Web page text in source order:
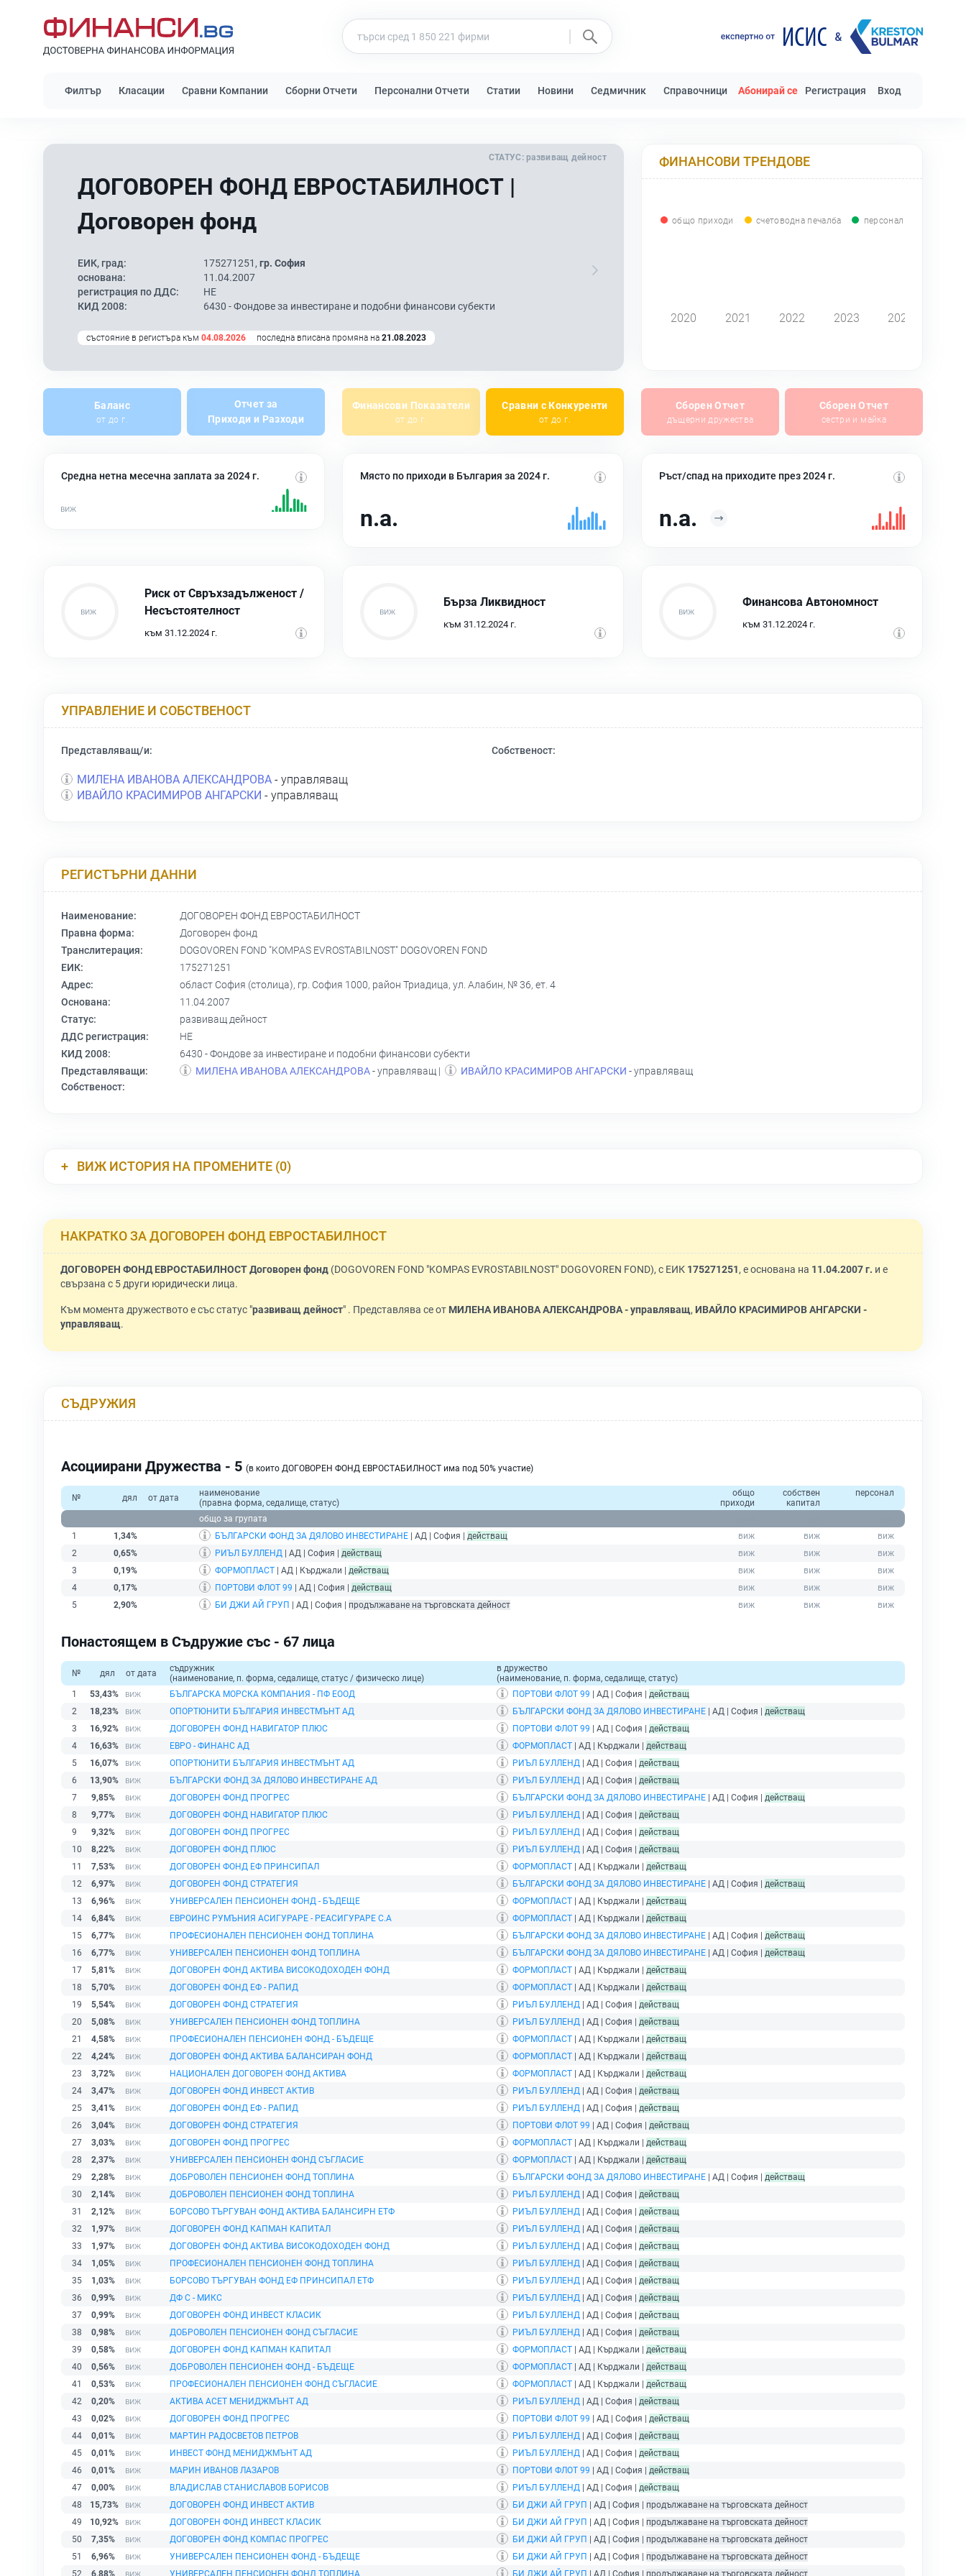
Филтър Класации Сравни Компании Сборни Отчети Персонални Отчети Статии Новини Седмичник Справочници Абонирай се Регистрация Вход
ДОГОВОРЕН ФОНД ЕВРОСТАБИЛНОСТ |
Договорен фонд
СТАТУС: развиващ дейност
ЕИК, град: 175271251, гр. София
основана:
11.04.2007
регистрация по ДДС:
НЕ
КИД 2008:
6430 -Фондове за инвестиране и подобни финансови субекти
състояние в регистъра към 04.08.2026 последна вписана промяна на 21.08.2023
ФИНАНСОВИ ТРЕНДОВЕ
общо приходи счетоводна печалба персонал
2020 2021 2022 2023 2024
Баланс
от до г.
Отчет за
Приходи и Разходи
Финансови Показатели
от до г.
Сравни с Конкуренти
от до г.
Сборен Отчет
дъщерни дружества
Сборен Отчет
сестри и майка
Средна нетна месечна заплата за 2024 г. Място по приходи в България за 2024 г.
n.a.
Ръст/спад на приходите през 2024 г.
n.a.
Риск от Свръхзадълженост /
Несъстоятелност
към 31.12.2024 г.
Бърза Ликвидност
към 31.12.2024 г.
Финансова Автономност
към 31.12.2024 г.
УПРАВЛЕНИЕ И СОБСТВЕНОСТ
Представляващ/и:
МИЛЕНА ИВАНОВА АЛЕКСАНДРОВА - управляващ
ИВАЙЛО КРАСИМИРОВ АНГАРСКИ - управляващ
Собственост:
РЕГИСТЪРНИ ДАННИ
Наименование:
ДОГОВОРЕН ФОНД ЕВРОСТАБИЛНОСТ
Правна форма:
Договорен фонд
Транслитерация:
DOGOVOREN FOND "KOMPAS EVROSTABILNOST" DOGOVOREN FOND
ЕИК:
175271251
Адрес:
област София (столица), гр. София 1000, район Триадица, ул. Алабин, № 36, ет. 4
Основана:
11.04.2007
Статус:
развиващ дейност
ДДС регистрация:
НЕ
КИД 2008:
6430 - Фондове за инвестиране и подобни финансови субекти
Представляващи:
МИЛЕНА ИВАНОВА АЛЕКСАНДРОВА- управляващ | ИВАЙЛО КРАСИМИРОВ АНГАРСКИ - управляващ
Собственост:
ВИЖ ИСТОРИЯ НА ПРОМЕНИТЕ (0)
НАКРАТКО ЗА ДОГОВОРЕН ФОНД ЕВРОСТАБИЛНОСТ
ДОГОВОРЕН ФОНД ЕВРОСТАБИЛНОСТ Договорен фонд (DOGOVOREN FOND "KOMPAS EVROSTABILNOST" DOGOVOREN FOND), с ЕИК 175271251, е основана на 11.04.2007 г. и е
свързана с 5 други юридически лица.
Към момента дружеството е със статус "развиващ дейност" . Представлява се от МИЛЕНА ИВАНОВА АЛЕКСАНДРОВА - управляващ, ИВАЙЛО КРАСИМИРОВ АНГАРСКИ -
управляващ.
СЪДРУЖИЯ
Асоциирани Дружества - 5 (в които ДОГОВОРЕН ФОНД ЕВРОСТАБИЛНОСТ има под 50% участие)
№ дял от дата
наименование
(правна форма, седалище, статус)
общо
приходи
собствен
капитал
персонал
общо за групата
1
1,34% БЪЛГАРСКИ ФОНД ЗА ДЯЛОВО ИНВЕСТИРАНЕ | АД | София | действащ
2
0,65% РИЪЛ БУЛЛЕНД | АД | София | действащ
3
0,19% ФОРМОПЛАСТ | АД | Кърджали | действащ
4
0,17% ПОРТОВИ ФЛОТ 99 | АД | София | действащ
5
2,90% БИ ДЖИ АЙ ГРУП | АД | София | продължаване на търговската дейност
Понастоящем в Съдружие със - 67 лица
№ дял от дата
съдружник
(наименование, п. форма, седалище, статус / физическо лице)
в дружество
(наименование, п. форма, седалище, статус)
1
53,43% БЪЛГАРСКА МОРСКА КОМПАНИЯ - ПФ ЕООД ПОРТОВИ ФЛОТ 99 | АД | София | действащ
2
18,23% ОПОРТЮНИТИ БЪЛГАРИЯ ИНВЕСТМЪНТ АД БЪЛГАРСКИ ФОНД ЗА ДЯЛОВО ИНВЕСТИРАНЕ | АД | София | действащ
3
16,92% ДОГОВОРЕН ФОНД НАВИГАТОР ПЛЮС ПОРТОВИ ФЛОТ 99 | АД | София | действащ
4
16,63% ЕВРО - ФИНАНС АД ФОРМОПЛАСТ | АД | Кърджали | действащ
5
16,07% ОПОРТЮНИТИ БЪЛГАРИЯ ИНВЕСТМЪНТ АД РИЪЛ БУЛЛЕНД | АД | София | действащ
6
13,90% БЪЛГАРСКИ ФОНД ЗА ДЯЛОВО ИНВЕСТИРАНЕ АД РИЪЛ БУЛЛЕНД | АД | София | действащ
7
9,85% ДОГОВОРЕН ФОНД ПРОГРЕС БЪЛГАРСКИ ФОНД ЗА ДЯЛОВО ИНВЕСТИРАНЕ | АД | София | действащ
8
9,77% ДОГОВОРЕН ФОНД НАВИГАТОР ПЛЮС РИЪЛ БУЛЛЕНД | АД | София | действащ
9
9,32% ДОГОВОРЕН ФОНД ПРОГРЕС РИЪЛ БУЛЛЕНД | АД | София | действащ
10
8,22% ДОГОВОРЕН ФОНД ПЛЮС РИЪЛ БУЛЛЕНД | АД | София | действащ
11
7,53% ДОГОВОРЕН ФОНД ЕФ ПРИНСИПАЛ ФОРМОПЛАСТ | АД | Кърджали | действащ
12
6,97% ДОГОВОРЕН ФОНД СТРАТЕГИЯ БЪЛГАРСКИ ФОНД ЗА ДЯЛОВО ИНВЕСТИРАНЕ | АД | София | действащ
13
6,96% УНИВЕРСАЛЕН ПЕНСИОНЕН ФОНД - БЪДЕЩЕ ФОРМОПЛАСТ | АД | Кърджали | действащ
14
6,84% ЕВРОИНС РУМЪНИЯ АСИГУРАРЕ - РЕАСИГУРАРЕ С.А ФОРМОПЛАСТ | АД | Кърджали | действащ
15
6,77% ПРОФЕСИОНАЛЕН ПЕНСИОНЕН ФОНД ТОПЛИНА БЪЛГАРСКИ ФОНД ЗА ДЯЛОВО ИНВЕСТИРАНЕ | АД | София | действащ
16
6,77% УНИВЕРСАЛЕН ПЕНСИОНЕН ФОНД ТОПЛИНА БЪЛГАРСКИ ФОНД ЗА ДЯЛОВО ИНВЕСТИРАНЕ | АД | София | действащ
17
5,81% ДОГОВОРЕН ФОНД АКТИВА ВИСОКОДОХОДЕН ФОНД ФОРМОПЛАСТ | АД | Кърджали | действащ
18
5,70% ДОГОВОРЕН ФОНД ЕФ - РАПИД ФОРМОПЛАСТ | АД | Кърджали | действащ
19
5,54% ДОГОВОРЕН ФОНД СТРАТЕГИЯ РИЪЛ БУЛЛЕНД | АД | София | действащ
20
5,08% УНИВЕРСАЛЕН ПЕНСИОНЕН ФОНД ТОПЛИНА РИЪЛ БУЛЛЕНД | АД | София | действащ
21
4,58% ПРОФЕСИОНАЛЕН ПЕНСИОНЕН ФОНД - БЪДЕЩЕ ФОРМОПЛАСТ | АД | Кърджали | действащ
22
4,24% ДОГОВОРЕН ФОНД АКТИВА БАЛАНСИРАН ФОНД ФОРМОПЛАСТ | АД | Кърджали | действащ
23
3,72% НАЦИОНАЛЕН ДОГОВОРЕН ФОНД АКТИВА ФОРМОПЛАСТ | АД | Кърджали | действащ
24
3,47% ДОГОВОРЕН ФОНД ИНВЕСТ АКТИВ РИЪЛ БУЛЛЕНД | АД | София | действащ
25
3,41% ДОГОВОРЕН ФОНД ЕФ - РАПИД РИЪЛ БУЛЛЕНД | АД | София | действащ
26
3,04% ДОГОВОРЕН ФОНД СТРАТЕГИЯ ПОРТОВИ ФЛОТ 99 | АД | София | действащ
27
3,03% ДОГОВОРЕН ФОНД ПРОГРЕС ФОРМОПЛАСТ | АД | Кърджали | действащ
28
2,37% УНИВЕРСАЛЕН ПЕНСИОНЕН ФОНД СЪГЛАСИЕ ФОРМОПЛАСТ | АД | Кърджали | действащ
29
2,28% ДОБРОВОЛЕН ПЕНСИОНЕН ФОНД ТОПЛИНА БЪЛГАРСКИ ФОНД ЗА ДЯЛОВО ИНВЕСТИРАНЕ | АД | София | действащ
30
2,14% ДОБРОВОЛЕН ПЕНСИОНЕН ФОНД ТОПЛИНА РИЪЛ БУЛЛЕНД | АД | София | действащ
31
2,12% БОРСОВО ТЪРГУВАН ФОНД АКТИВА БАЛАНСИРН ЕТФ РИЪЛ БУЛЛЕНД | АД | София | действащ
32
1,97% ДОГОВОРЕН ФОНД КАПМАН КАПИТАЛ РИЪЛ БУЛЛЕНД | АД | София | действащ
33
1,97% ДОГОВОРЕН ФОНД АКТИВА ВИСОКОДОХОДЕН ФОНД РИЪЛ БУЛЛЕНД | АД | София | действащ
34
1,05% ПРОФЕСИОНАЛЕН ПЕНСИОНЕН ФОНД ТОПЛИНА РИЪЛ БУЛЛЕНД | АД | София | действащ
35
1,03% БОРСОВО ТЪРГУВАН ФОНД ЕФ ПРИНСИПАЛ ЕТФ РИЪЛ БУЛЛЕНД | АД | София | действащ
36
0,99% ДФ С - МИКС РИЪЛ БУЛЛЕНД | АД | София | действащ
37
0,99% ДОГОВОРЕН ФОНД ИНВЕСТ КЛАСИК РИЪЛ БУЛЛЕНД | АД | София | действащ
38
0,98% ДОБРОВОЛЕН ПЕНСИОНЕН ФОНД СЪГЛАСИЕ РИЪЛ БУЛЛЕНД | АД | София | действащ
39
0,58% ДОГОВОРЕН ФОНД КАПМАН КАПИТАЛ ФОРМОПЛАСТ | АД | Кърджали | действащ
40
0,56% ДОБРОВОЛЕН ПЕНСИОНЕН ФОНД - БЪДЕЩЕ ФОРМОПЛАСТ | АД | Кърджали | действащ
41
0,53% ПРОФЕСИОНАЛЕН ПЕНСИОНЕН ФОНД СЪГЛАСИЕ ФОРМОПЛАСТ | АД | Кърджали | действащ
42
0,20% АКТИВА АСЕТ МЕНИДЖМЪНТ АД РИЪЛ БУЛЛЕНД | АД | София | действащ
43
0,02% ДОГОВОРЕН ФОНД ПРОГРЕС ПОРТОВИ ФЛОТ 99 | АД | София | действащ
44
0,01% МАРТИН РАДОСВЕТОВ ПЕТРОВ РИЪЛ БУЛЛЕНД | АД | София | действащ
45
0,01% ИНВЕСТ ФОНД МЕНИДЖМЪНТ АД РИЪЛ БУЛЛЕНД | АД | София | действащ
46
0,01% МАРИН ИВАНОВ ЛАЗАРОВ ПОРТОВИ ФЛОТ 99 | АД | София | действащ
47
0,00% ВЛАДИСЛАВ СТАНИСЛАВОВ БОРИСОВ РИЪЛ БУЛЛЕНД | АД | София | действащ
48
15,73% ДОГОВОРЕН ФОНД ИНВЕСТ АКТИВ БИ ДЖИ АЙ ГРУП | АД | София | продължаване на търговската дейност
49
10,92% ДОГОВОРЕН ФОНД ИНВЕСТ КЛАСИК БИ ДЖИ АЙ ГРУП | АД | София | продължаване на търговската дейност
50
7,35% ДОГОВОРЕН ФОНД КОМПАС ПРОГРЕС БИ ДЖИ АЙ ГРУП | АД | София | продължаване на търговската дейност
51
6,96% УНИВЕРСАЛЕН ПЕНСИОНЕН ФОНД - БЪДЕЩЕ БИ ДЖИ АЙ ГРУП | АД | София | продължаване на търговската дейност
52
6,88% УНИВЕРСАЛЕН ПЕНСИОНЕН ФОНД ТОПЛИНА БИ ДЖИ АЙ ГРУП | АД | София | продължаване на търговската дейност